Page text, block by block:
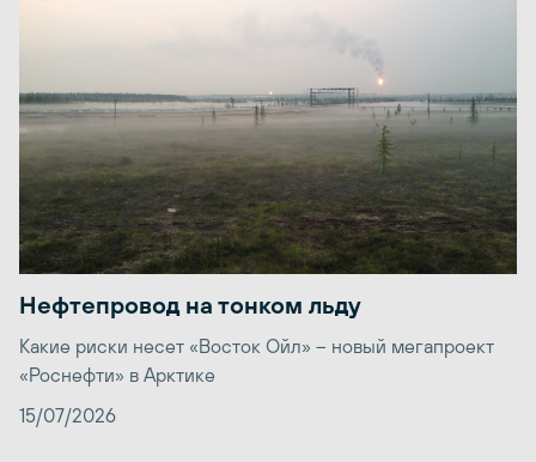
Нефтепровод на тонком льду
Какие риски несет «Восток Ойл» – новый мегапроект
«Роснефти» в Арктике
15/07/2026